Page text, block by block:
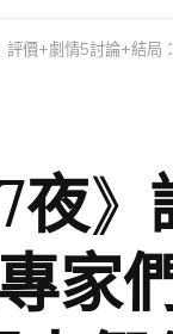
價+劇情5討論+結局
》
家